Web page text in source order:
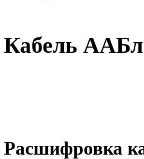
Кабель
Расшифровка